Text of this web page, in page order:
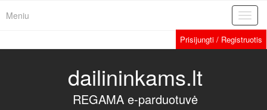
Meniu
Prisijungti / Registruotis
dailininkams.lt
REGAMA e-parduotuvė